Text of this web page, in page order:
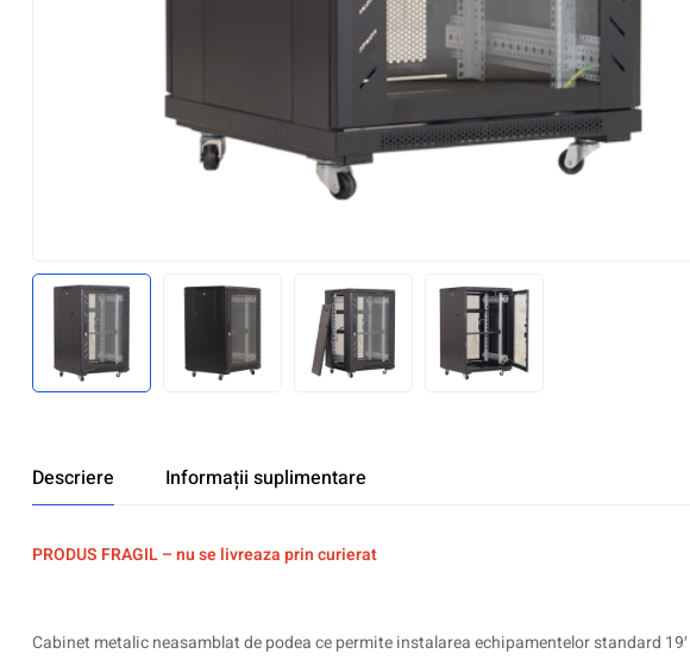
Descriere Informații suplimentare
PRODUS FRAGIL – nu se livreaza prin curierat
Cabinet metalic neasamblat de podea ce permite instalarea echipamentelor standard